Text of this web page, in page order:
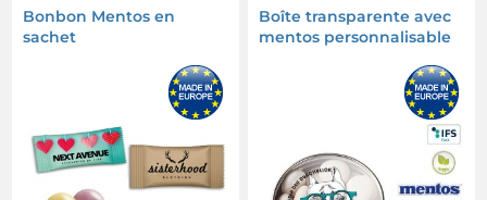
Bonbon Mentos en
sachet
Boîte transparente avec
mentos personnalisable